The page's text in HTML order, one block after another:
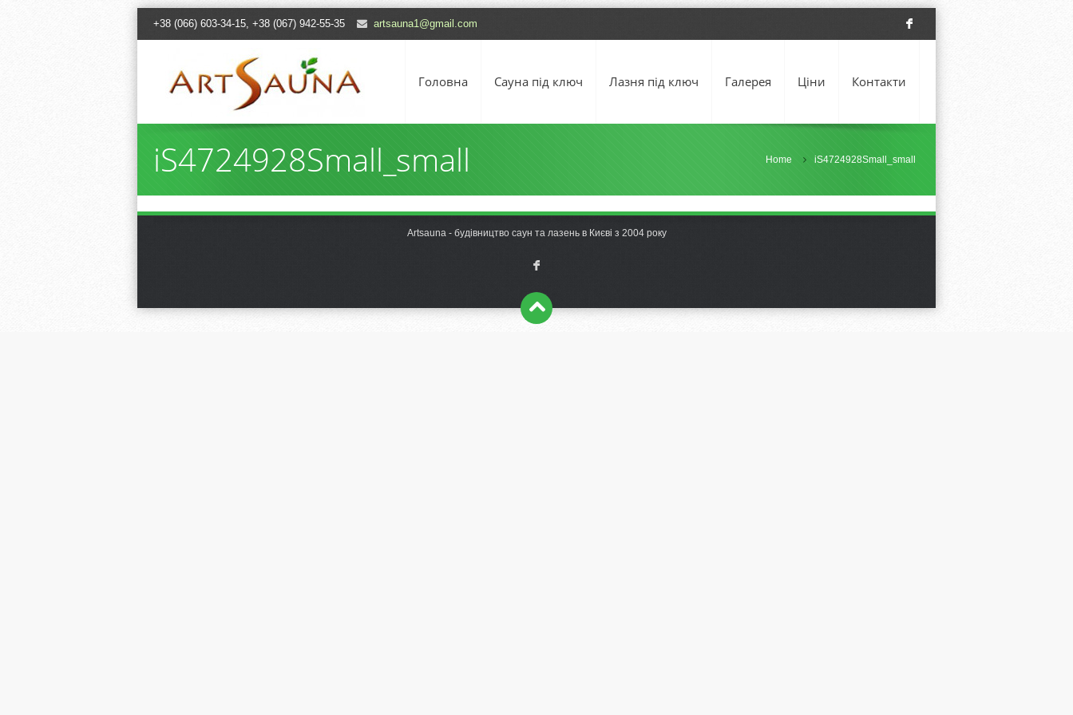
F
+38 (066) 603-34-15, +38 (067) 942-55-35 artsauna1@gmail.com
Головна Сауна під ключ Лазня під ключ Галерея Ціни Контакти
iS4724928Small_small Home iS4724928Small_small
Artsauna - будівництво саун та лазень в Києві з 2004 року
F